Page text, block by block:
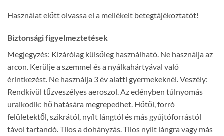
Használat előtt olvassa el a mellékelt betegtájékoztatót!
Biztonsági figyelmeztetések
Megjegyzés: Kizárólag külsőleg használható. Ne használja az
arcon. Kerülje a szemmel és a nyálkahártyával való
érintkezést. Ne használja 3 év alatti gyermekeknél. Veszély:
Rendkívül tűzveszélyes aeroszol. Az edényben túlnyomás
uralkodik: hő hatására megrepedhet. Hőtől, forró
felületektől, szikrától, nyílt lángtól és más gyújtóforrástól
távol tartandó. Tilos a dohányzás. Tilos nyílt lángra vagy más